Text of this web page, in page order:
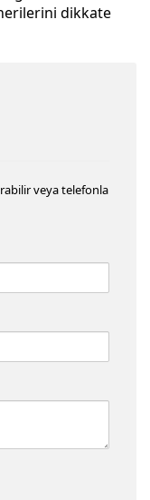
dikkate
veya telefonla